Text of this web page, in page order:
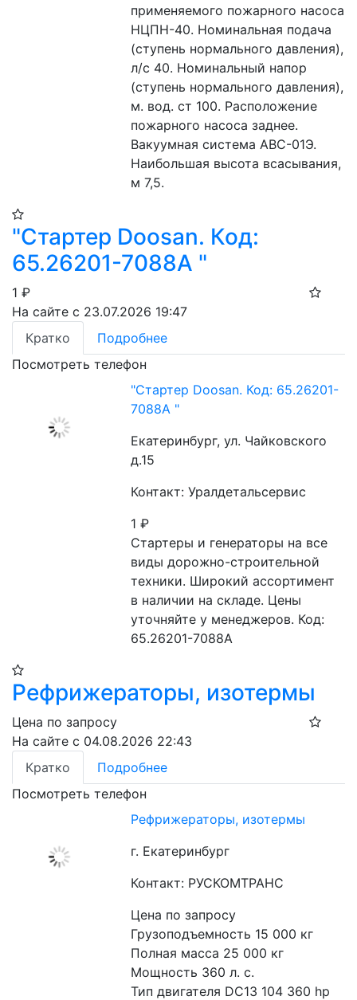
применяемого пожарного насоса
НЦПН-40. Номинальная подача
(ступень нормального давления),
л/с 40. Номинальный напор
(ступень нормального давления),
м. вод. ст 100. Расположение
пожарного насоса заднее.
Вакуумная система АВС-01Э.
Наибольшая высота всасывания,
м 7,5.
"Стартер Doosan. Код:
65.26201-7088A "
1 ₽
На сайте с 23.07.2026 19:47
Кратко
Подробнее
Посмотреть телефон
"Стартер Doosan. Код: 65.26201-
7088A "
Екатеринбург, ул. Чайковского
д.15
Контакт: Уралдетальсервис
1₽
Стартеры и генераторы на все
виды дорожно-строительной
техники. Широкий ассортимент
в наличии на складе. Цены
уточняйте у менеджеров. Код:
65.26201-7088A
Рефрижераторы, изотермы
Цена по запросу
На сайте с 04.08.2026 22:43
Кратко
Подробнее
Посмотреть телефон
Рефрижераторы, изотермы
г. Екатеринбург
Контакт: РУСКОМТРАНС
Цена по запросу
Грузоподъемность 15 000 кг
Полная масса 25 000 кг
Мощность 360 л. с.
Тип двигателя DC13 104 360 hp